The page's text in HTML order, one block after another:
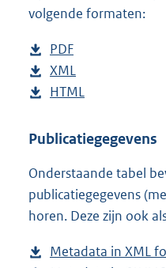
volgende formaten:
D
o
w
l
a
d
p
b
PDF
e
s
a
d
s
g
o
D
o
n
o
a
d
u
XML
e
t
n
d
s
r
D
w
l
o
a
p
HTML
s
a
n
d
g
Publicatiegegevens
Onderstaande tabel
publicatiegegevens
horen. Deze zijn ook
Metadata in XML